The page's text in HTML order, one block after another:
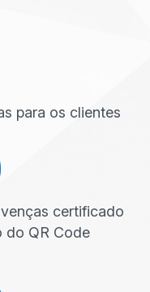
para os clientes
certificado
do QR Code